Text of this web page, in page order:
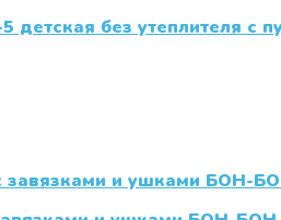
без утеплителя с